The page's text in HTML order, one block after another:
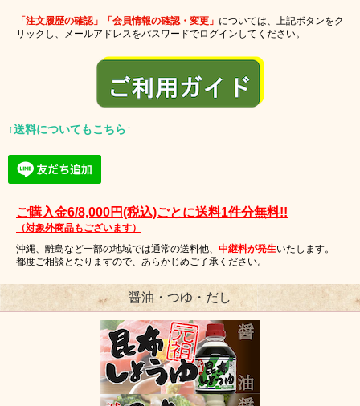
「注文履歴の確認」「会員情報の確認・変更」 については、上記ボタンをク
リックし、メールアドレスをパスワードでログインしてください。
↑送料についてもこちら↑
ご購入金6/8,000円(税込)ごとに送料1件分無料!!
（対象外商品もございます）
沖縄、離島など一部の地域では通常の送料他、 中継料が発生いたします。
都度ご相談となりますので、あらかじめご了承ください。
醤油・つゆ・だし